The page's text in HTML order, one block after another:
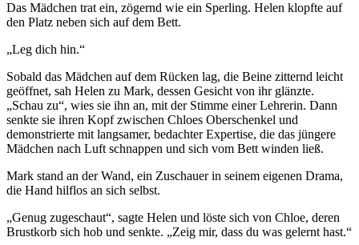
Das Mädchen trat ein, zögernd wie ein Sperling. Helen klopfte auf
den Platz neben sich auf dem Bett.
„Leg dich hin.“
Sobald das Mädchen auf dem Rücken lag, die Beine zitternd leicht
geöffnet, sah Helen zu Mark, dessen Gesicht von ihr glänzte.
„Schau zu“, wies sie ihn an, mit der Stimme einer Lehrerin. Dann
senkte sie ihren Kopf zwischen Chloes Oberschenkel und
demonstrierte mit langsamer, bedachter Expertise, die das jüngere
Mädchen nach Luft schnappen und sich vom Bett winden ließ.
Mark stand an der Wand, ein Zuschauer in seinem eigenen Drama,
die Hand hilflos an sich selbst.
„Genug zugeschaut“, sagte Helen und löste sich von Chloe, deren
Brustkorb sich hob und senkte. „Zeig mir, dass du was gelernt hast.“